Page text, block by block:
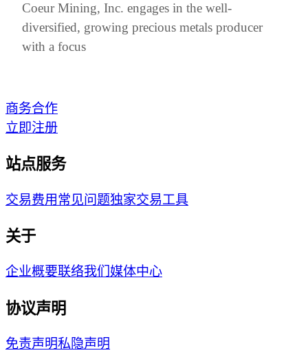
Coeur Mining, Inc. engages in the well-
diversified, growing precious metals producer
with a focus
商务合作
立即注册
站点服务
交易费用常见问题独家交易工具
关于
企业概要联络我们 媒体中心
协议声明
免责声明私隐声明